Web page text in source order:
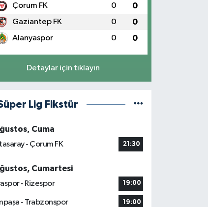
Çorum FK 0 0
Gaziantep FK 0 0
Alanyaspor 0 0
Detaylar için tıklayın
Lig Fikstür
Cuma
- Çorum FK
21:30
Cumartesi
- Rizespor
19:00
- Trabzonspor 19:00